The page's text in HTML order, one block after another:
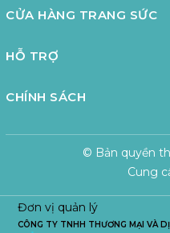
CỬA HÀNG TRANG SỨC
HỖ TRỢ
CHÍNH SÁCH
© Bản quyền
Cung
Đơn vị quản lý
CÔNG TY TNHH THƯƠNG MẠI VÀ